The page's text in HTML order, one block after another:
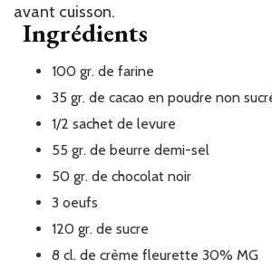
avant cuisson.
Ingrédients
100 gr. de farine
35 gr. de cacao en poudre non
1/2 sachet de levure
55 gr. de beurre demi-sel
50 gr. de chocolat noir
3 oeufs
120 gr. de sucre
8 cl. de crème fleurette 30% MG